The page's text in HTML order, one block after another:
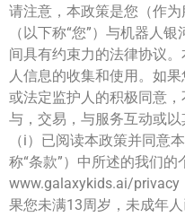
请注意，本政策是您（作为
（以下称“您”）与机器人
间具有约束力的法律协议
人信息的收集和使用。如
或法定监护人的积极同意
与，交易，与服务互动或
（i）已阅读本政策并同意
称“条款”）中所述的我们
www.galaxykids.ai/privacy
果您未满13周岁，未成年